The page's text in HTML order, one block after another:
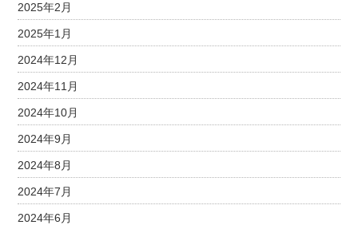
2025年2月
2025年1月
2024年12月
2024年11月
2024年10月
2024年9月
2024年8月
2024年7月
2024年6月